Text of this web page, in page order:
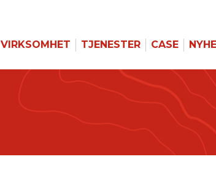
VIRKSOMHET TJENESTER CASE